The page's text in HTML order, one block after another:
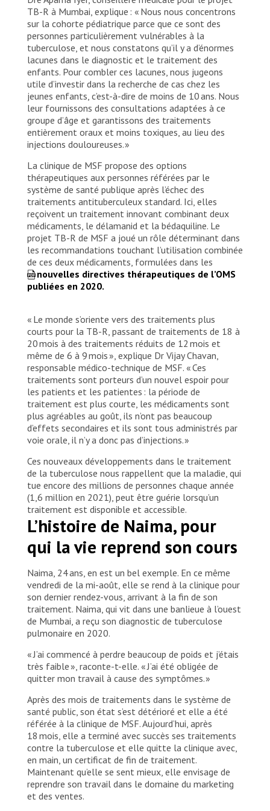
TB-R à Mumbai, explique : « Nous nous concentrons
sur la cohorte pédiatrique parce que ce sont des
personnes particulièrement vulnérables à la
tuberculose, et nous constatons qu’il y a d’énormes
lacunes dans le diagnostic et le traitement des
enfants. Pour combler ces lacunes, nous jugeons
utile d’investir dans la recherche de cas chez les
jeunes enfants, c’est-à-dire de moins de 10 ans. Nous
leur fournissons des consultations adaptées à ce
groupe d’âge et garantissons des traitements
entièrement oraux et moins toxiques, au lieu des
injections douloureuses. »
La clinique de MSF propose des options
thérapeutiques aux personnes référées par le
système de santé publique après l’échec des
traitements antituberculeux standard. Ici, elles
reçoivent un traitement innovant combinant deux
médicaments, le délamanid et la bédaquiline. Le
projet TB-R de MSF a joué un rôle déterminant dans
les recommandations touchant l’utilisation combinée
de ces deux médicaments, formulées dans les
nouvelles directives thérapeutiques de l’OMS
publiées en 2020.
« Le monde s’oriente vers des traitements plus
courts pour la TB-R, passant de traitements de 18 à
20 mois à des traitements réduits de 12 mois et
même de 6 à 9 mois », explique Dr Vijay Chavan,
responsable médico-technique de MSF. « Ces
traitements sont porteurs d’un nouvel espoir pour
les patients et les patientes : la période de
traitement est plus courte, les médicaments sont
plus agréables au goût, ils n’ont pas beaucoup
d’effets secondaires et ils sont tous administrés par
voie orale, il n’y a donc pas d’injections. »
Ces nouveaux développements dans le traitement
de la tuberculose nous rappellent que la maladie, qui
tue encore des millions de personnes chaque année
(1,6 million en 2021), peut être guérie lorsqu’un
traitement est disponible et accessible.
L’histoire de Naima, pour
qui la vie reprend son cours
Naima, 24 ans, en est un bel exemple. En ce même
vendredi de la mi-août, elle se rend à la clinique pour
son dernier rendez-vous, arrivant à la fin de son
traitement. Naima, qui vit dans une banlieue à l’ouest
de Mumbai, a reçu son diagnostic de tuberculose
pulmonaire en 2020.
« J’ai commencé à perdre beaucoup de poids et j’étais
très faible », raconte-t-elle. « J’ai été obligée de
quitter mon travail à cause des symptômes. »
Après des mois de traitements dans le système de
santé public, son état s’est détérioré et elle a été
référée à la clinique de MSF. Aujourd’hui, après
18 mois, elle a terminé avec succès ses traitements
contre la tuberculose et elle quitte la clinique avec,
en main, un certificat de fin de traitement.
Maintenant qu’elle se sent mieux, elle envisage de
reprendre son travail dans le domaine du marketing
et des ventes.